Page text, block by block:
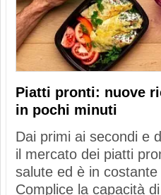
Piatti pronti: nuove
in pochi minuti
Dai primi ai secondi e
il mercato dei piatti
salute ed è in
Complice la capacità